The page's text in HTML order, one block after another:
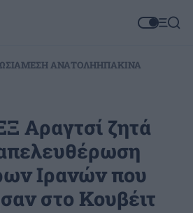
ΜΕΣΗ ΑΝΑΤΟΛΗΗΠΑΚΙΝΑ
Αραγτσί ζητά
Ιρανών που
στο Κουβέιτ